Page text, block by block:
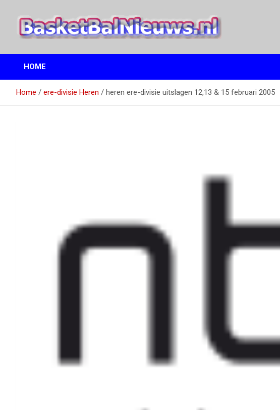
inhoud
BasketBalNieuws.nl
Etten
HOME
Home ere-divisie Heren heren ere-divisie uitslagen 12,13 & 15 februari 2005